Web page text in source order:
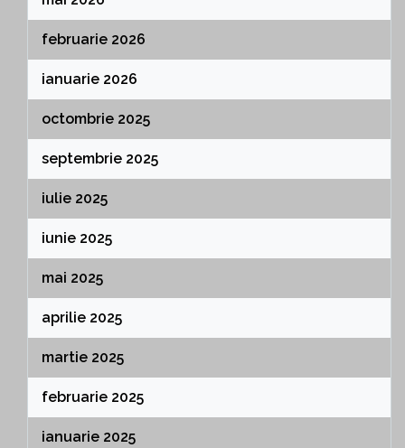
februarie 2026
ianuarie 2026
octombrie 2025
septembrie 2025
iulie 2025
iunie 2025
mai 2025
aprilie 2025
martie 2025
februarie 2025
ianuarie 2025